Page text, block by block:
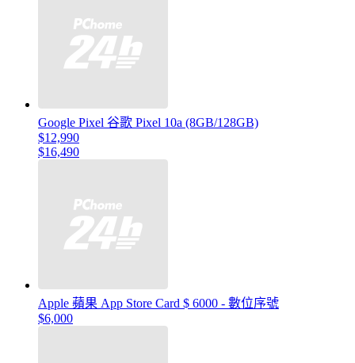
Google Pixel 谷歌 Pixel 10a (8GB/128GB)
$12,990
$16,490
Apple 蘋果 App Store Card $ 6000 - 數位序號
$6,000